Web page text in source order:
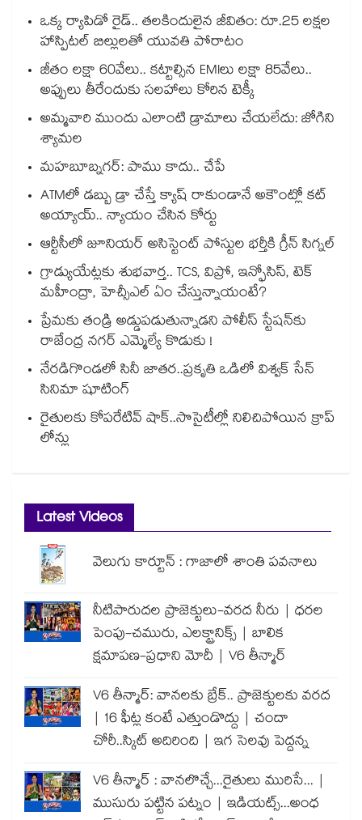
ఒక్క ర్యాపిడో రైడ్.. తలకిందులైన జీవితం: రూ.25 లక్షల
హాస్పిటల్ బిల్లులతో యువతి పోరాటం
జీతం లక్షా 60వేలు.. కట్టాల్సిన EMIలు లక్షా 85వేలు..
అప్పులు తీరేందుకు సలహాలు కోరిన టెక్కీ
అమ్మవారి ముందు ఎలాంటి డ్రామాలు చేయలేదు: జోగిని
శ్యామల
మహబూబ్నగర్: పాము కాదు.. చేపే
ATMలో డబ్బు డ్రా చేస్తే క్యాష్ రాకుండానే అకౌంట్లో కట్
అయ్యాయ్.. న్యాయం చేసిన కోర్టు
ఆర్టీసీలో జూనియర్ అసిస్టెంట్‌‌ పోస్టుల భర్తీకి గ్రీన్‌‌ సిగ్నల్
గ్రాడ్యుయేట్లకు శుభవార్త.. TCS, విప్రో, ఇన్ఫోసిస్, టెక్
మహీంద్రా, హెచ్సీఎల్ ఏం చేస్తున్నాయంటే?
ప్రేమకు తండ్రి అడ్డుపడుతున్నాడని పోలీస్ స్టేషన్⁪కు
రాజేంద్ర నగర్ ఎమ్మెల్యే కొడుకు !
నేరడిగొండలో సినీ జాతర..ప్రకృతి ఒడిలో విశ్వక్ సేన్
సినిమా షూటింగ్
రైతులకు కోపరేటివ్ షాక్..సొసైటీల్లో నిలిచిపోయిన క్రాప్
లోన్లు
Latest Videos
వెలుగు కార్టూన్ : గాజాలో శాంతి పవనాలు
నీటిపారుదల ప్రాజెక్టులు-వరద నీరు | ధరల
పెంపు-చమురు, ఎలక్ట్రానిక్స్ | బాలిక
క్షమాపణ-ప్రధాని మోదీ | V6 తీన్మార్
V6 తీన్మార్: వానలకు బ్రేక్.. ప్రాజెక్టులకు వరద
| 16 ఫీట్ల కంటే ఎత్తుండొద్దు | చందా
చోరీ..స్కిట్ అదిరింది | ఇగ సెలవు పెద్దన్న
V6 తీన్మార్ : వానలొచ్చే...రైతులు మురిసే... |
ముసురు పట్టిన పట్నం | ఇడియట్స్...అంధ